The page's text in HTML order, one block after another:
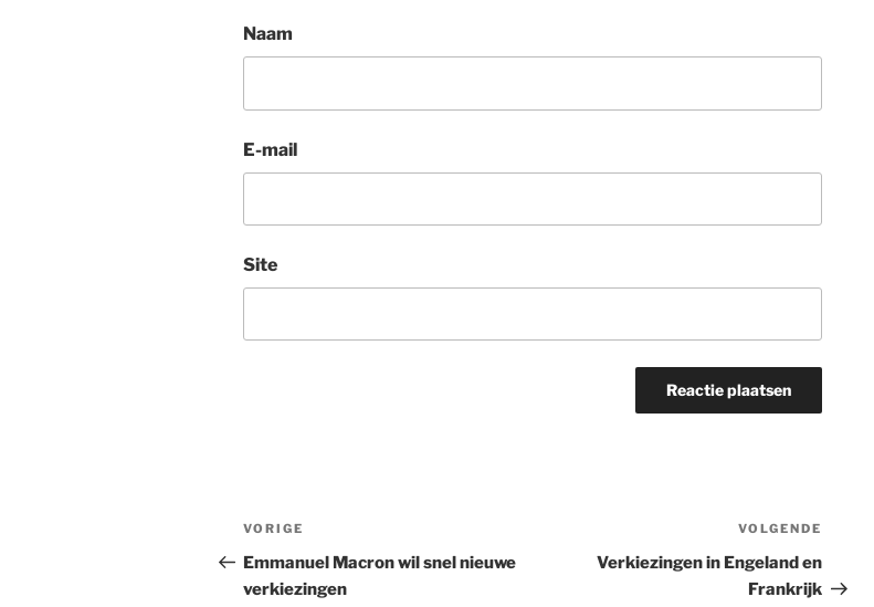
Naam
E-mail
Site
Bericht
navigatie
Vorig
bericht
VORIGE
Emmanuel Macron wil snel nieuwe
verkiezingen
bericht
VOLGENDE
Verkiezingen in Engeland en
Frankrijk